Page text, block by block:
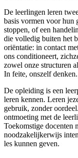
De leerlingen leren
basis vormen voor hun
stoppen, of een
die volledig buiten het
oriëntatie: in contact
ons conditioneert,
zowel onze structuren
In feite, onszelf denken.
De opleiding is een
leren kennen. Leren
gebruik, zonder
ontmoeting met de
Toekomstige docenten
noodzakelijkerwijs
les kunnen geven.